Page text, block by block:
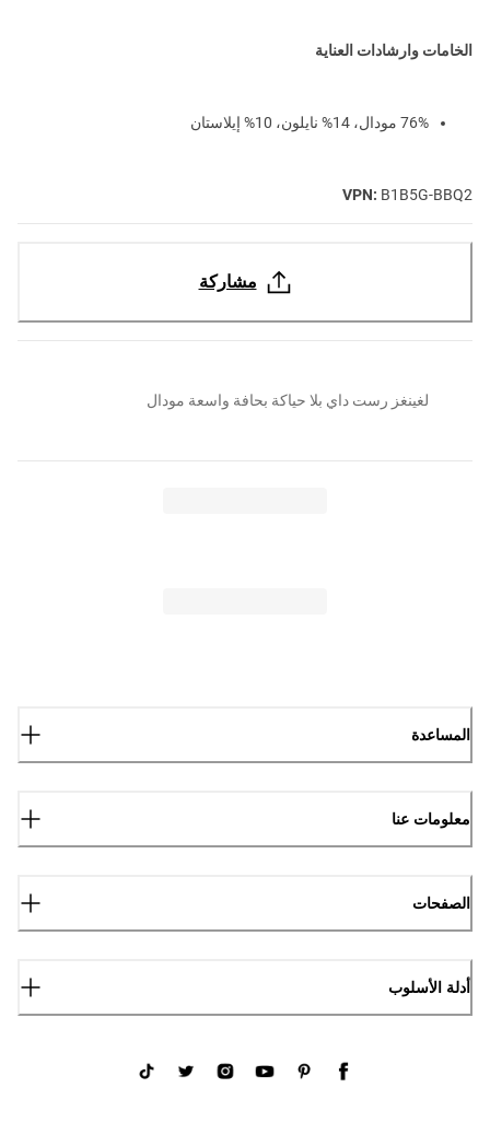
الخامات وارشادات العناية
76% مودال، 14% نايلون، 10% إيلاستان
VPN: B1B5G-BBQ2
مشاركة
لغينغز رست داي بلا حياكة بحافة واسعة مودال
المساعدة
معلومات عنا
الصفحات
أدلة الأسلوب